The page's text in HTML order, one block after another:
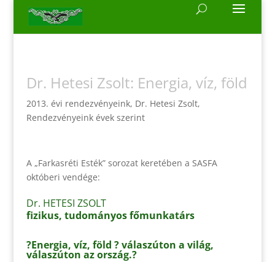
Dr. Hetesi Zsolt: Energia, víz, föld
2013. évi rendezvényeink, Dr. Hetesi Zsolt,
Rendezvényeink évek szerint
A „Farkasréti Esték” sorozat keretében a SASFA
októberi vendége:
Dr. HETESI ZSOLT
fizikus, tudományos főmunkatárs
?Energia, víz, föld ? válaszúton a világ,
válaszúton az ország.?